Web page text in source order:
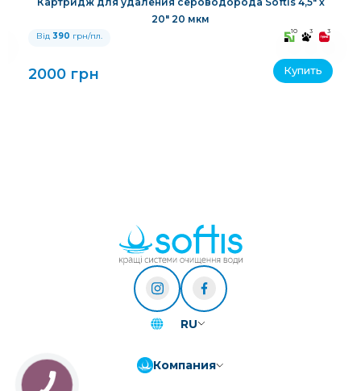
20" 20 мкм
Від 390 грн/пл. 10 3 3
2000 грн Купить
RU
Компания